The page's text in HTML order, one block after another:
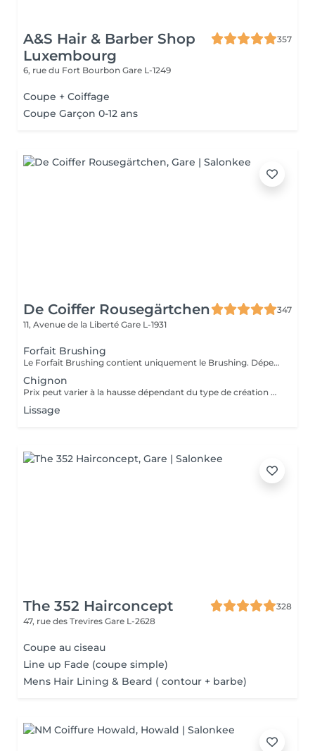
A&S Hair & Barber Shop
Luxembourg
357
6, rue du Fort Bourbon Gare L-1249
Coupe + Coiffage
Coupe Garçon 0-12 ans
De Coiffer Rousegärtchen
347
11, Avenue de la Liberté Gare L-1931
Forfait Brushing
Le Forfait Brushing contient uniquement le Brushing. Dépendant de la longueur des cheveux, le prix peut varier. En cas de questions veuillez appeler au +352 27 70 21 25.
Chignon
Prix peut varier à la hausse dépendant du type de création finalement réalisée.
Lissage
The 352 Hairconcept
328
47, rue des Trevires Gare L-2628
Coupe au ciseau
Line up Fade (coupe simple)
Mens Hair Lining & Beard ( contour + barbe)